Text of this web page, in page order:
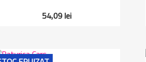
54,09 lei